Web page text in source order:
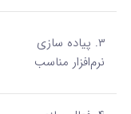
۳. پیاده‌ سازی
نرم‌افزار مناسب